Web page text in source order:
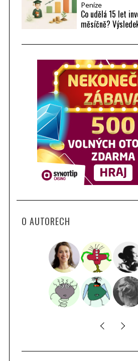
Peníze
Co udělá 15 let
měsíčně?
O AUTORECH